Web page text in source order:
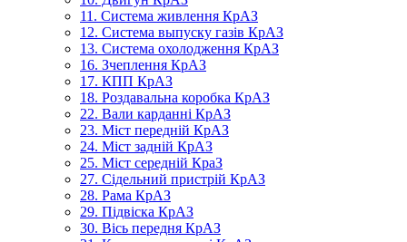
11. Система живлення КрАЗ
12. Система выпуску газів КрАЗ
13. Система охолодження КрАЗ
16. Зчеплення КрАЗ
17. КПП КрАЗ
18. Роздавальна коробка КрАЗ
22. Вали карданні КрАЗ
23. Міст передній КрАЗ
24. Міст задній КрАЗ
25. Міст середній КраЗ
27. Сідельний пристрій КрАЗ
28. Рама КрАЗ
29. Підвіска КрАЗ
30. Вісь передня КрАЗ